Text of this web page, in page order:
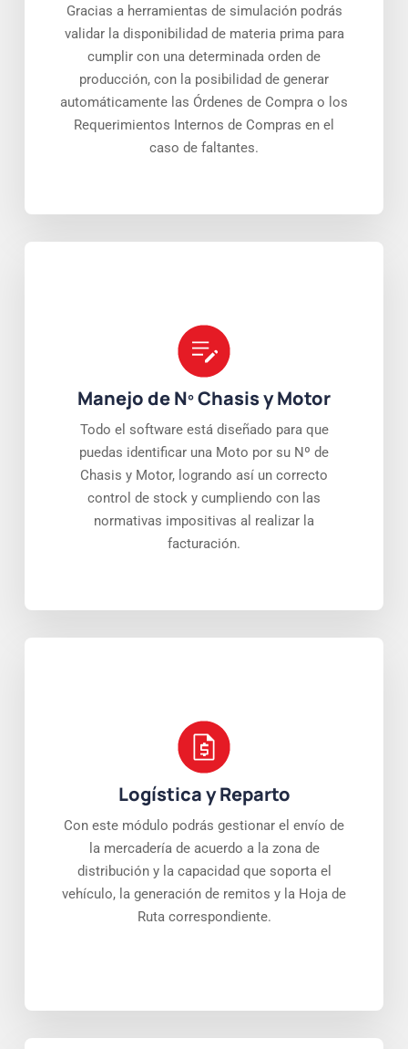
Gracias a herramientas de simulación podrás
validar la disponibilidad de materia prima para
cumplir con una determinada orden de
producción, con la posibilidad de generar
automáticamente las Órdenes de Compra o los
Requerimientos Internos de Compras en el
caso de faltantes.
Manejo de Nº Chasis y Motor
Todo el software está diseñado para que
puedas identificar una Moto por su Nº de
Chasis y Motor, logrando así un correcto
control de stock y cumpliendo con las
normativas impositivas al realizar la
facturación.
Logística y Reparto
Con este módulo podrás gestionar el envío de
la mercadería de acuerdo a la zona de
distribución y la capacidad que soporta el
vehículo, la generación de remitos y la Hoja de
Ruta correspondiente.